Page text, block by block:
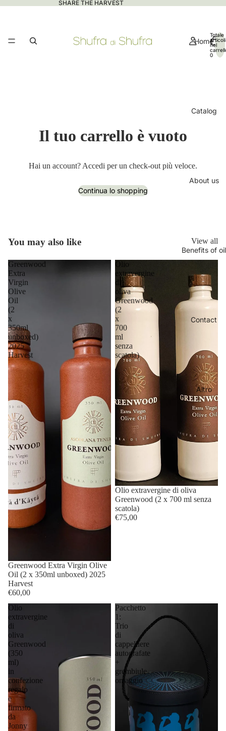
SHARE THE HARVEST
Home
Catalog
About us
Benefits of oil
Contact
Altro
Totale
articoli
nel
0
Il tuo carrello è vuoto
Hai un account?Accedi per un check-out più veloce.
Continua lo shopping
You may also like View all
Greenwood
Extra
Virgin
Olive
Oil
(2
x
350ml
unboxed)
2025
Harvest
Greenwood Extra Virgin Olive
Oil (2 x 350ml unboxed) 2025
Harvest
€60,00
Olio
extravergine
di
oliva
Greenwood
(2
x
700
ml
senza
scatola)
Olio extravergine di oliva
Greenwood (2 x 700 ml senza
scatola)
€75,00
Olio
extravergine
di
oliva
Greenwood
(350
ml)
in
confezione
regalo
e
firmato
da
Jonny
Pacchetto
1:
Trio
di
cappelliere
autografate
+
grembiule
omaggio